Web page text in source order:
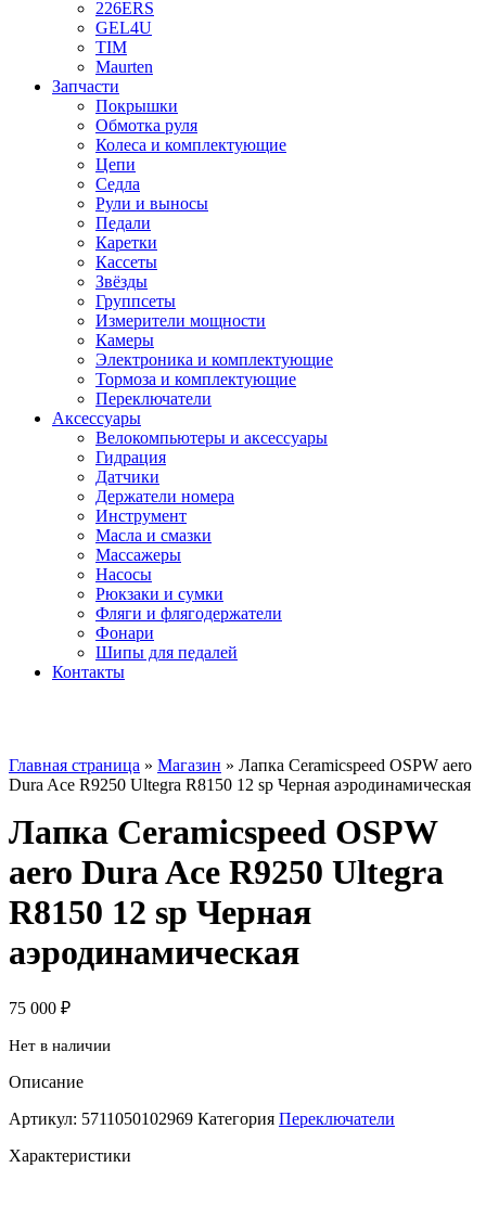
226ERS
GEL4U
TIM
Maurten
Запчасти
Покрышки
Обмотка руля
Колеса и комплектующие
Цепи
Седла
Рули и выносы
Педали
Каретки
Кассеты
Звёзды
Группсеты
Измерители мощности
Камеры
Электроника и комплектующие
Тормоза и комплектующие
Переключатели
Аксессуары
Велокомпьютеры и аксессуары
Гидрация
Датчики
Держатели номера
Инструмент
Масла и смазки
Массажеры
Насосы
Рюкзаки и сумки
Фляги и флягодержатели
Фонари
Шипы для педалей
Контакты
Главная страница » Магазин » Лапка Ceramicspeed OSPW aero
Dura Ace R9250 Ultegra R8150 12 sp Черная аэродинамическая
Лапка Ceramicspeed OSPW
aero Dura Ace R9250 Ultegra
R8150 12 sp Черная
аэродинамическая
75 000 ₽
Нет в наличии
Описание
Артикул: 5711050102969 Категория Переключатели
Характеристики